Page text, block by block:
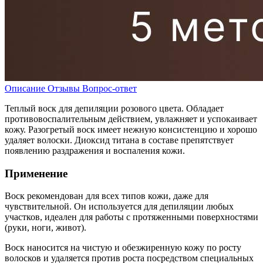
Описание Отзывы Вопрос-ответ
Теплый воск для депиляции розового цвета. Обладает
противовоспалительным действием, увлажняет и успокаивает
кожу. Разогретый воск имеет нежную консистенцию и хорошо
удаляет волоски. Диоксид титана в составе препятствует
появлению раздражения и воспаления кожи.
Применение
Воск рекомендован для всех типов кожи, даже для
чувствительной. Он используется для депиляции любых
участков, идеален для работы с протяженными поверхностями
(руки, ноги, живот).
Воск наносится на чистую и обезжиренную кожу по росту
волосков и удаляется против роста посредством специальных